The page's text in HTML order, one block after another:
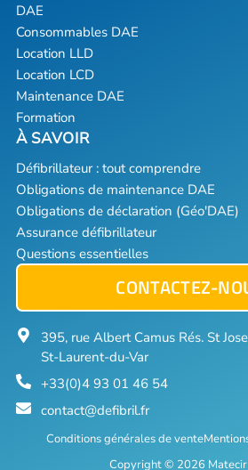
DAE
Consommables DAE
Location LLD
Location LCD
Maintenance DAE
Formation
Défibrillateur : tout comprendre
Obligations de maintenance DAE
Obligations de déclaration (Géo'DAE)
Assurance défibrillateur
Questions essentielles
CONTACTEZ-
395, rue Albert Camus Rés. St
St-Laurent-du-Var
+33(0)4 93 01 46 54
contact@defibril.fr
Copyright © 2026
Conditions générales de vente